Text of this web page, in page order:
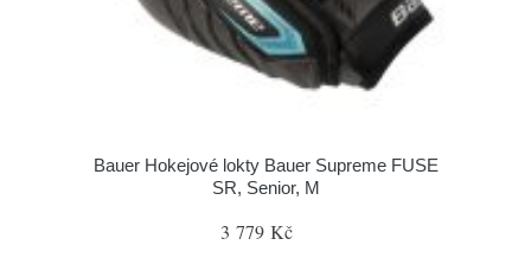
Bauer Hokejové lokty Bauer Supreme FUSE
SR, Senior, M
3 779 Kč